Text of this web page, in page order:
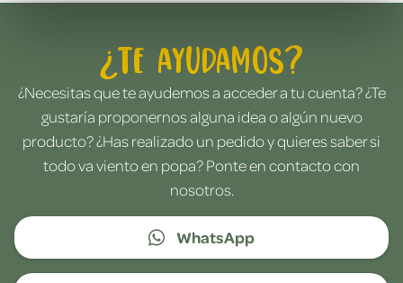
¿Te ayudamos?
¿Necesitas que te ayudemos a acceder a tu cuenta? ¿Te
gustaría proponernos alguna idea o algún nuevo
producto? ¿Has realizado un pedido y quieres saber si
todo va viento en popa? Ponte en contacto con
nosotros.
WhatsApp